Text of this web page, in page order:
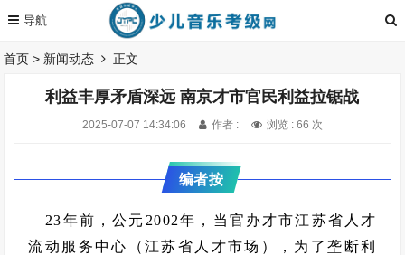
首页 > 新闻动态 正文
利益丰厚矛盾深远 南京才市官民利益拉锯战
2025-07-07 14:34:06 作者 : 浏览 : 66 次
编者按
23年前，公元 2002年，当官办才市江苏省人才
流动服务中心（江苏省人才市场），为了垄断利